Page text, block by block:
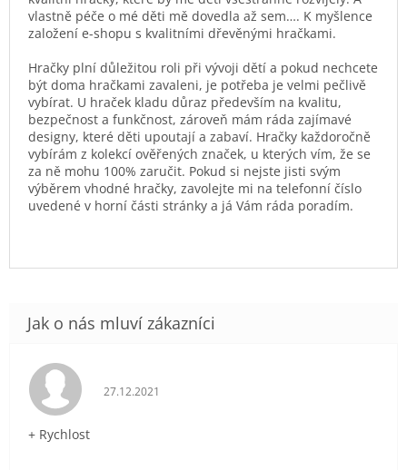
vlastně péče o mé děti mě dovedla až sem…. K myšlence
založení e-shopu s kvalitními dřevěnými hračkami.
Hračky plní důležitou roli při vývoji dětí a pokud nechcete
být doma hračkami zavaleni, je potřeba je velmi pečlivě
vybírat. U hraček kladu důraz především na kvalitu,
bezpečnost a funkčnost, zároveň mám ráda zajímavé
designy, které děti upoutají a zabaví. Hračky každoročně
vybírám z kolekcí ověřených značek, u kterých vím, že se
za ně mohu 100% zaručit. Pokud si nejste jisti svým
výběrem vhodné hračky, zavolejte mi na telefonní číslo
uvedené v horní části stránky a já Vám ráda poradím.
Hodnocení obchodu je 5 z 5 hvězdiček.
27.12.2021
+ Rychlost